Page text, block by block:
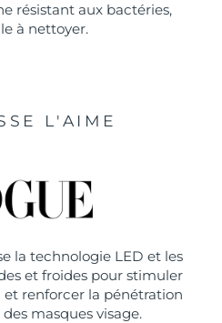
résistant aux bactéries,
à nettoyer.
L'AIME
la technologie LED et les
et froides pour stimuler
et renforcer la pénétration
masques visage.